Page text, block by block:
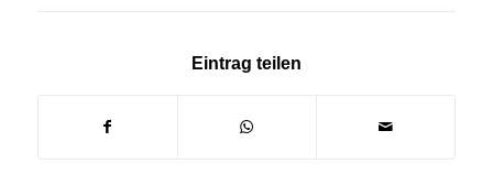
Eintrag teilen